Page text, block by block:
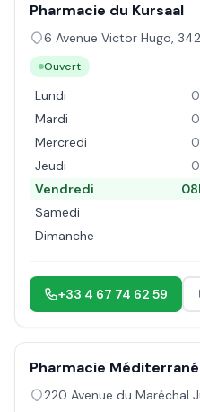
Pharmacie du Kursaal
6 Avenue Victor Hugo,
Ouvert
Lundi
Mardi
Mercredi
Jeudi
Vendredi
Samedi
Dimanche
+33 4 67 74 62 59
Pharmacie
220 Avenue du Maréchal